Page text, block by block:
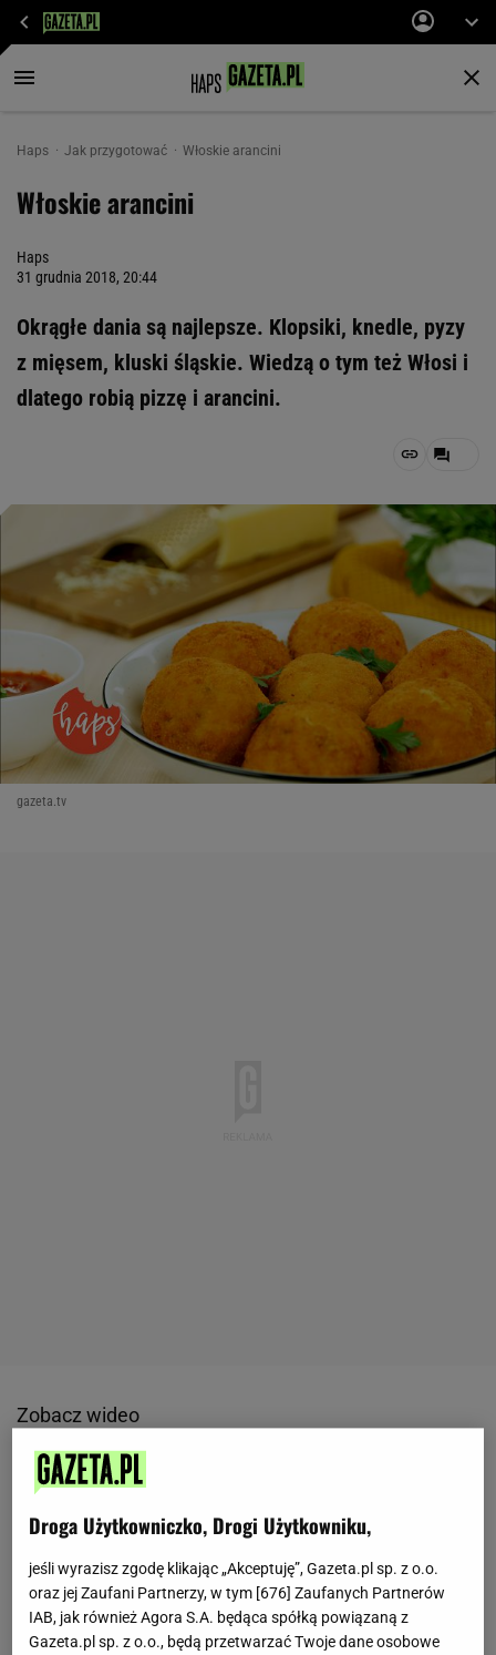
Haps Jak przygotować Włoskie arancini
Włoskie arancini
Haps
31 grudnia 2018, 20:44
Okrągłe dania są najlepsze. Klopsiki, knedle, pyzy
z mięsem, kluski śląskie. Wiedzą o tym też Włosi i
dlatego robią pizzę i arancini.
gazeta.tv
Zobacz wideo
Składniki:
Składniki na
risotto :
1,5 szklanki
arborio
1 cebula
3 łyżkioliwy z oliwek
100 ml białego wytrawnego wina
Droga Użytkowniczko, Drogi Użytkowniku,
jeśli wyrazisz zgodę klikając „Akceptuję”, Gazeta.pl sp. z o.o.
oraz jej Zaufani Partnerzy, w tym [ 676 ] Zaufanych Partnerów
IAB, jak również Agora S.A. będąca spółką powiązaną z
Gazeta.pl sp. z o.o., będą przetwarzać Twoje dane osobowe